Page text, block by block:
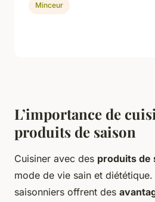
L’importance de
produits de saison
Cuisiner avec des produits de
mode de vie sain et diététique.
saisonniers offrent des
Minceur